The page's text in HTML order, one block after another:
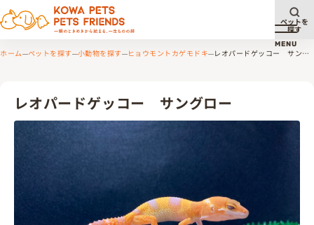
メニ
MENU
ペットを
探す
ホーム ペットを探す 小動物を探す ヒョウモントカゲモドキ
レオパードゲッコー サング
レオパードゲッコー サングロー